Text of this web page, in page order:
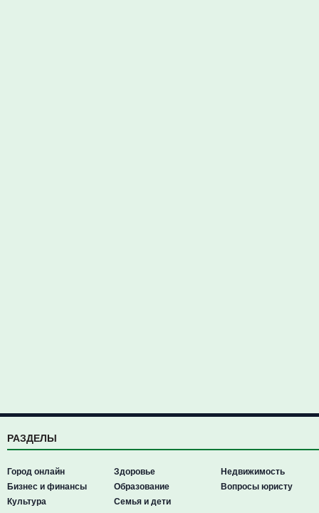
РАЗДЕЛЫ
Город онлайн
Бизнес и финансы
Культура
Здоровье
Образование
Семья и дети
Недвижимость
Вопросы юристу